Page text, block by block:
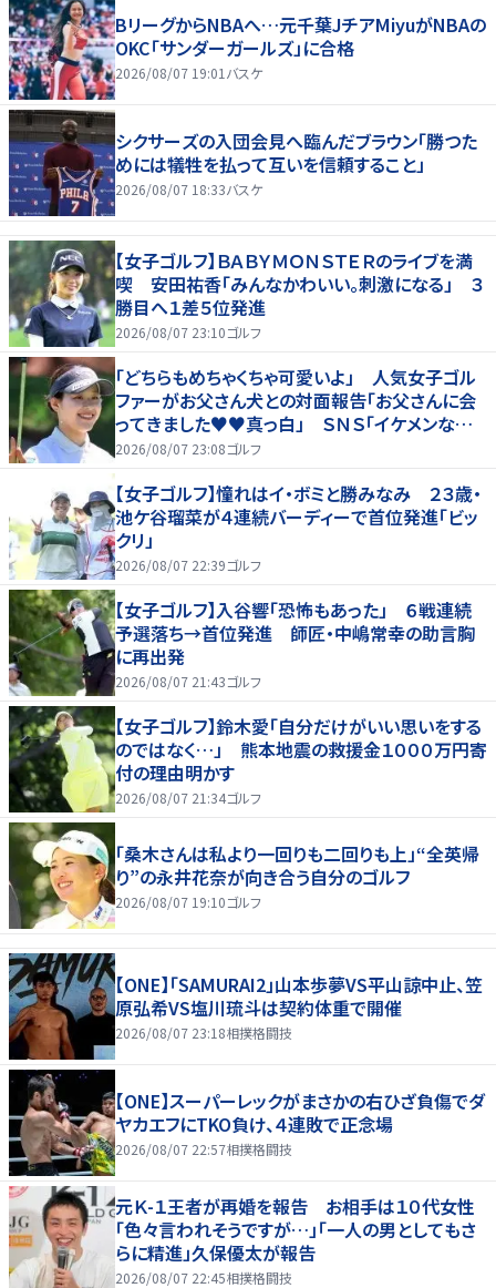
BリーグからNBAへ…元千葉JチアMiyuがNBAの
OKC「サンダーガールズ」に合格
2026/08/07 19:01 バスケ
シクサーズの入団会見へ臨んだブラウン「勝つた
めには犠牲を払って互いを信頼すること」
2026/08/07 18:33バスケ
【女子ゴルフ】ＢＡＢＹＭＯＮＳＴＥＲのライブを満
喫 安田祐香「みんなかわいい。刺激になる」 ３
勝目へ１差５位発進
2026/08/07 23:10ゴルフ
「どちらもめちゃくちゃ可愛いよ」 人気女子ゴル
ファーがお父さん犬との対面報告「お父さんに会
ってきました♥♥真っ白」 ＳＮＳ「イケメンなお
父さん」「白戸家入りするんですか？」
2026/08/07 23:08ゴルフ
【女子ゴルフ】憧れはイ・ボミと勝みなみ ２３歳・
池ケ谷瑠菜が４連続バーディーで首位発進「ビッ
クリ」
2026/08/07 22:39ゴルフ
【女子ゴルフ】入谷響「恐怖もあった」 ６戦連続
予選落ち→首位発進 師匠・中嶋常幸の助言胸
に再出発
2026/08/07 21:43ゴルフ
【女子ゴルフ】鈴木愛「自分だけがいい思いをする
のではなく…」 熊本地震の救援金１０００万円寄
付の理由明かす
2026/08/07 21:34ゴルフ
「桑木さんは私より一回りも二回りも上」“全英帰
り”の永井花奈が向き合う自分のゴルフ
2026/08/07 19:10ゴルフ
【ONE】「SAMURAI2」山本歩夢VS平山諒中止、笠
原弘希VS塩川琉斗は契約体重で開催
2026/08/07 23:18相撲格闘技
【ONE】スーパーレックがまさかの右ひざ負傷でダ
ヤカエフにTKO負け、４連敗で正念場
2026/08/07 22:57相撲格闘技
元Ｋ-１王者が再婚を報告 お相手は１０代女性
「色々言われそうですが…」「一人の男としてもさ
らに精進」久保優太が報告
2026/08/07 22:45相撲格闘技